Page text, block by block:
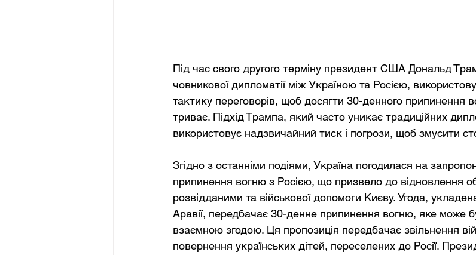
Під час свого другого терміну президент США Дональд
човникової дипломатії між Україною та Росією,
тактику переговорів, щоб досягти 30-денного припинення
триває. Підхід Трампа, який часто уникає традиційних
використовує надзвичайний тиск і погрози, щоб змусити
Згідно з останніми подіями, Україна погодилася на
припинення вогню з Росією, що призвело до відновлення
розвідданими та військової допомоги Києву. Угода,
Аравії, передбачає 30-денне припинення вогню, яке може
взаємною згодою. Ця пропозиція передбачає звільнення
повернення українських дітей, переселених до Росії.